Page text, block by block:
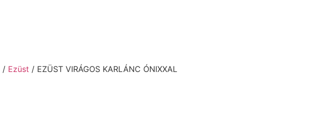
/ Ezüst / EZÜST VIRÁGOS KARLÁNC ÓNIXXAL